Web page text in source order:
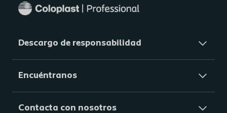
Descargo de responsabilidad
Encuéntranos
Contacta con nosotros